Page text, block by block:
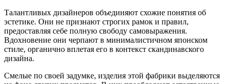
Талантливых дизайнеров объединяют схожие понятия об
эстетике. Они не признают строгих рамок и правил,
предоставляя себе полную свободу самовыражения.
Вдохновение они черпают в минималистичном японском
стиле, органично вплетая его в контекст скандинавского
дизайна.
Смелые по своей задумке, изделия этой фабрики выделяются